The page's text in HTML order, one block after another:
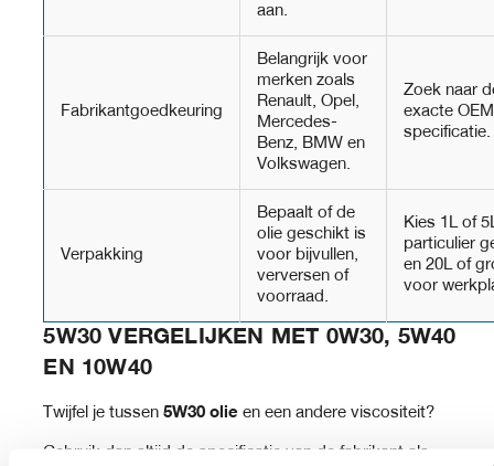
aan.
Fabrikantgoedkeuring
Belangrijk voor
merken zoals
Renault, Opel,
Mercedes-
Benz, BMW en
Volkswagen.
Zoek naar
exacte
specificatie.
Verpakking
Bepaalt of de
olie geschikt is
voor bijvullen,
verversen of
voorraad.
Kies 1L of
particulier
en 20L of
voor
5W30 VERGELIJKEN MET 0W30, 5W40
EN 10W40
Twijfel je tussen5W30 olie en een andere viscositeit?
Gebruik dan altijd de specificatie van de fabrikant als